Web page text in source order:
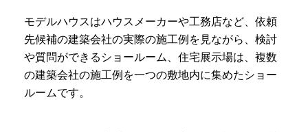
モデルハウスはハウスメーカーや工務店など、依頼
先候補の建築会社の実際の施工例を見ながら、検討
や質問ができるショールーム、住宅展示場は、複数
の建築会社の施工例を一つの敷地内に集めたショー
ルームです。